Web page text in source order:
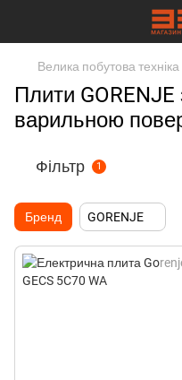
Велика побутова техніка
Плити
варильною
Фільтр 1
Бренд GORENJE